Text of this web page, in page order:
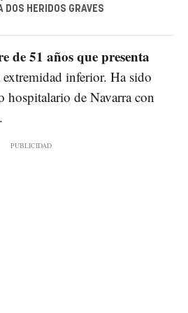
DOS HERIDOS GRAVES
de 51 años que presenta
extremidad inferior. Ha sido
hospitalario de Navarra con